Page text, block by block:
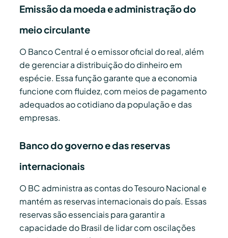
Emissão da moeda e administração do
meio circulante
O Banco Central é o emissor oficial do real, além
de gerenciar a distribuição do dinheiro em
espécie. Essa função garante que a economia
funcione com fluidez, com meios de pagamento
adequados ao cotidiano da população e das
empresas.
Banco do governo e das reservas
internacionais
O BC administra as contas do Tesouro Nacional e
mantém as reservas internacionais do país. Essas
reservas são essenciais para garantir a
capacidade do Brasil de lidar com oscilações